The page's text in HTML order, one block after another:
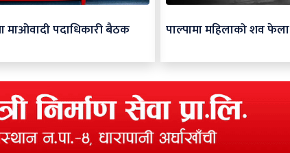
माओवादी पदाधिकारी बैठक
पाल्पामा महिलाको शव फेला